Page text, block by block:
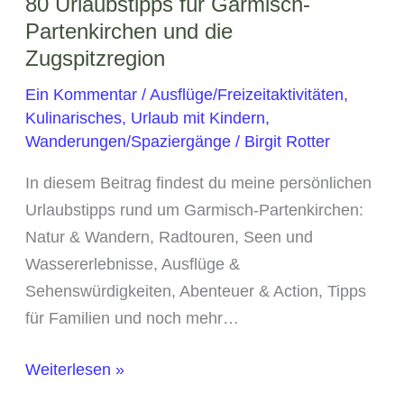
Partenkirchen und die
Zugspitzregion
Ein Kommentar /Ausflüge/Freizeitaktivitäten,
Kulinarisches, Urlaub mit Kindern,
Wanderungen/Spaziergänge / Birgit Rotter
In diesem Beitrag findest du meine persönlichen
Urlaubstipps rund um Garmisch-Partenkirchen:
Natur & Wandern, Radtouren, Seen und
Wassererlebnisse, Ausflüge &
Sehenswürdigkeiten, Abenteuer & Action, Tipps
für Familien und noch mehr…
80
Weiterlesen »